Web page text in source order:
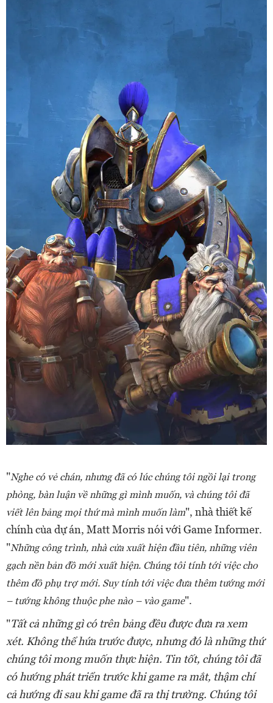
"Nghe có vẻ chán, nhưng đã có lúc chúng tôi ngồi lại trong
phòng, bàn luận về những gì mình muốn, và chúng tôi đã
viết lên bảng mọi thứ mà mình muốn làm", nhà thiết kế
chính của dự án, Matt Morris nói với Game Informer.
"Những công trình, nhà cửa xuất hiện đầu tiên, những viên
gạch nền bản đồ mới xuất hiện. Chúng tôi tính tới việc cho
thêm đồ phụ trợ mới. Suy tính tới việc đưa thêm tướng mới
– tướng không thuộc phe nào – vào game".
"Tất cả những gì có trên bảng đều được đưa ra xem
xét. Không thể hứa trước được, nhưng đó là những thứ
chúng tôi mong muốn thực hiện. Tin tốt, chúng tôi đã
có hướng phát triển trước khi game ra mắt, thậm chí
cả hướng đi sau khi game đã ra thị trường. Chúng tôi